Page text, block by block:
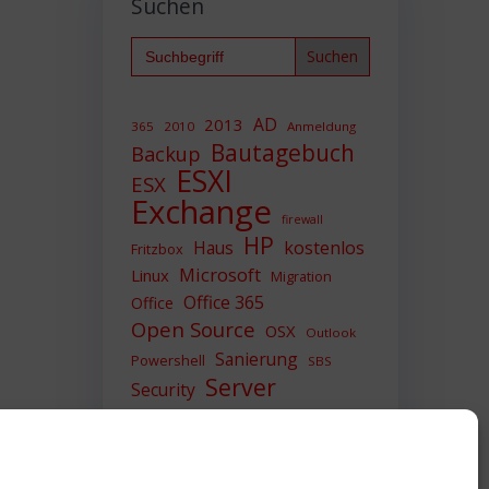
Suchen
Search
for:
365 2010 2013 AD Anmeldung
Backup Bautagebuch
ESX ESXI
Exchange firewall
Fritzbox Haus HP kostenlos
Linux Microsoft Migration
Office Office 365
Open Source OSX Outlook
Powershell Sanierung SBS
Security Server
Sicherheit SIEM